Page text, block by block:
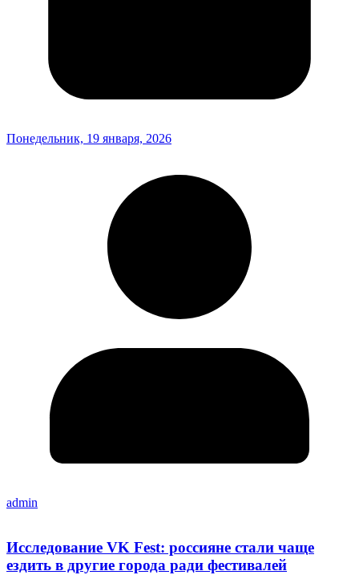
Понедельник, 19 января, 2026
admin
Исследование VK Fest: россияне стали чаще
ездить в другие города ради фестивалей